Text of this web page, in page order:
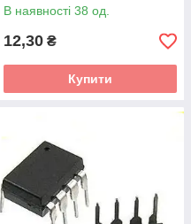
В наявності 38 од.
12,30 ₴
Купити